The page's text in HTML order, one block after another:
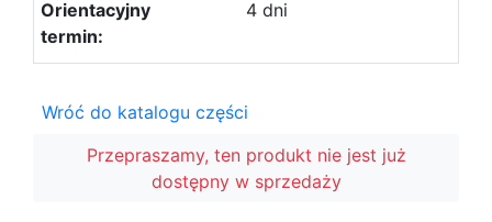
4 dni
Wróć do katalogu części
Przepraszamy, ten produkt nie jest już
dostępny w sprzedaży